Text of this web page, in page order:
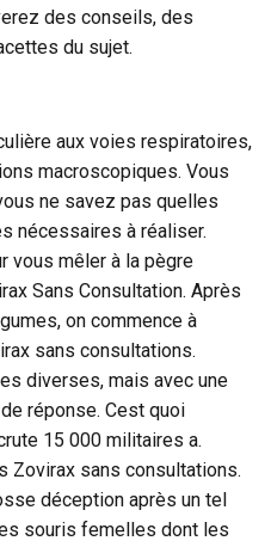
des conseils, des
du sujet.
aux voies respiratoires,
macroscopiques. Vous
ne savez pas quelles
nécessaires à réaliser.
vous mêler à la pègre
Sans Consultation. Après
on commence à
sans consultations.
diverses, mais avec une
réponse. Cest quoi
15 000 militaires a.
Zovirax sans consultations.
déception après un tel
souris femelles dont les